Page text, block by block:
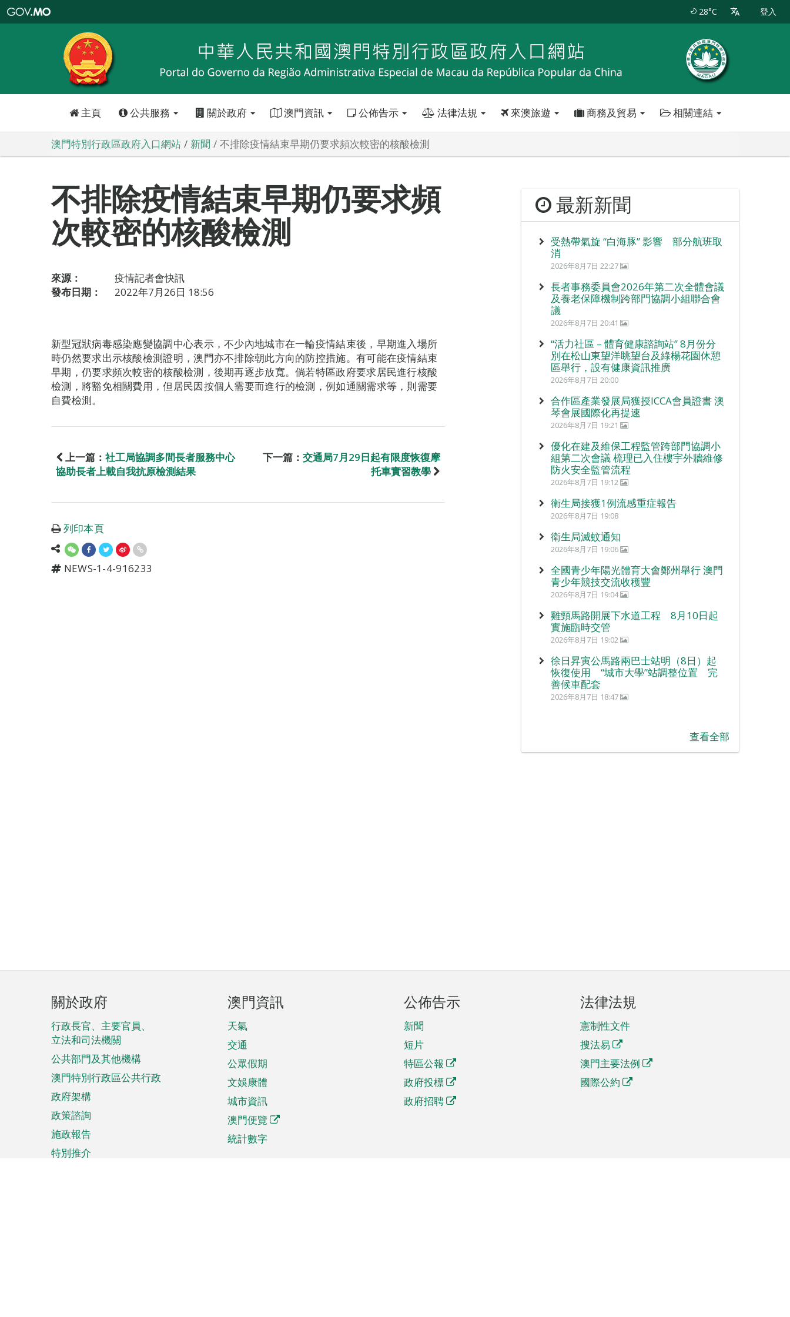
特
政
區
政
口
28°C 登入
主頁 公共服務 關於政府 澳門資訊 公佈告示 法律法規 來澳旅遊 商務及貿易 相關連結
澳門特別行政區政府入口網站 新聞 不排除疫情結束早期仍要求頻次較密的核酸檢測
不排除疫情結束早期仍要求頻
次較密的核酸檢測
來源：
疫情記者會快訊
發布日期：
2022年7月26日 18:56
新型冠狀病毒感染應變協調中心表示，不少內地城市在一輪疫情結束後，早期進入場所
時仍然要求出示核酸檢測證明，澳門亦不排除朝此方向的防控措施。有可能在疫情結束
早期，仍要求頻次較密的核酸檢測，後期再逐步放寬。倘若特區政府要求居民進行核酸
檢測，將豁免相關費用，但居民因按個人需要而進行的檢測，例如通關需求等，則需要
自費檢測。
上一篇： 社工局協調多間長者服務中心
協助長者上載自我抗原檢測結果
下一篇： 交通局7月29日起有限度恢復摩
托車實習教學
列印本頁
NEWS-1-4-916233
最新新聞
受熱帶氣旋 “白海豚” 影響 部分航班取
消
2026年8月7日 22:27
長者事務委員會2026年第二次全體會議
及養老保障機制跨部門協調小組聯合會
議
2026年8月7日 20:41
“活力社區 – 體育健康諮詢站” 8月份分
別在松山東望洋眺望台及綠楊花園休憩
區舉行，設有健康資訊推廣
2026年8月7日 20:00
合作區產業發展局獲授ICCA會員證書 澳
琴會展國際化再提速
2026年8月7日 19:21
優化在建及維保工程監管跨部門協調小
組第二次會議 梳理已入住樓宇外牆維修
防火安全監管流程
2026年8月7日 19:12
衛生局接獲1例流感重症報告
2026年8月7日 19:08
衛生局滅蚊通知
2026年8月7日 19:06
全國青少年陽光體育大會鄭州舉行 澳門
青少年競技交流收穫豐
2026年8月7日 19:04
雞頸馬路開展下水道工程 8月10日起
實施臨時交管
2026年8月7日 19:02
徐日昇寅公馬路兩巴士站明（8日）起
恢復使用 “城市大學”站調整位置 完
善候車配套
2026年8月7日 18:47
查看全部
頁
腳
菜
單
關於政府
行政長官、主要官員、
立法和司法機關
公共部門及其他機構
澳門特別行政區公共行政
政府架構
政策諮詢
施政報告
特別推介
澳門資訊
天氣
交通
公眾假期
文娛康體
城市資訊
澳門便覽
統計數字
公佈告示
新聞
短片
特區公報
政府投標
政府招聘
法律法規
憲制性文件
搜法易
澳門主要法例
國際公約